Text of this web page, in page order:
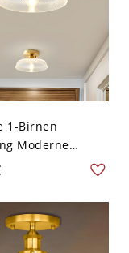
1-Birnen
Moderne
für den